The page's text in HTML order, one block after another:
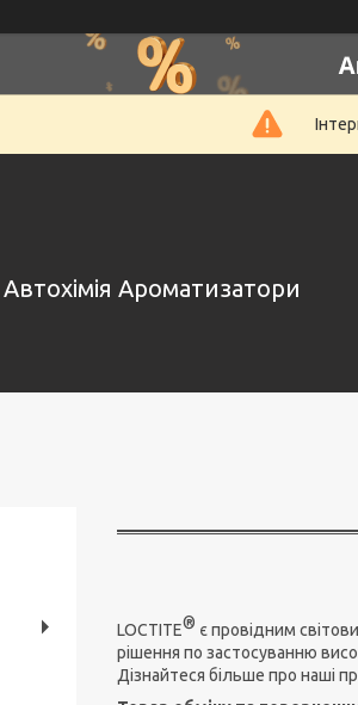
Ароматизатори
LOCTITE® є провідним
рішення по застосуванню
Дізнайтеся більше про наші